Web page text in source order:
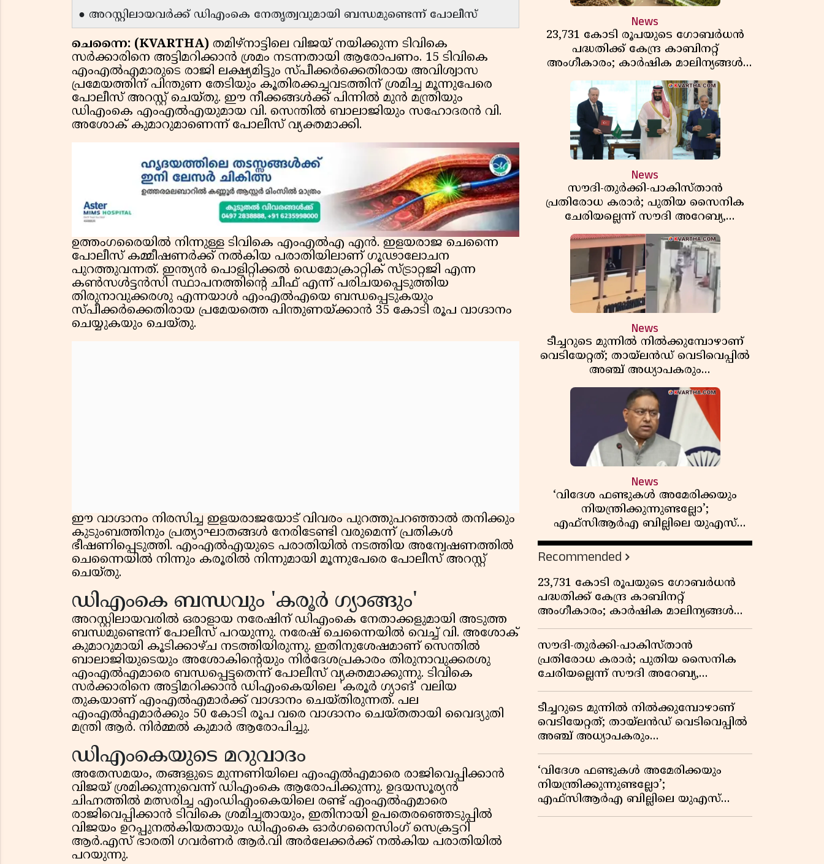
● അറസ്റ്റിലായവർക്ക് ഡിഎംകെ നേതൃത്വവുമായി ബന്ധമുണ്ടെന്ന് പോലീസ്
ചെന്നൈ: (KVARTHA) തമിഴ്‌നാട്ടിലെ വിജയ് നയിക്കുന്ന ടിവികെ
സർക്കാരിനെ അട്ടിമറിക്കാൻ ശ്രമം നടന്നതായി ആരോപണം. 15 ടിവികെ
എംഎൽഎമാരുടെ രാജി ലക്ഷ്യമിട്ടും സ്പീക്കർക്കെതിരായ അവിശ്വാസ
പ്രമേയത്തിന് പിന്തുണ തേടിയും കൂതിരക്കച്ചവടത്തിന് ശ്രമിച്ച മൂന്നുപേരെ
പോലീസ് അറസ്റ്റ് ചെയ്തു. ഈ നീക്കങ്ങൾക്ക് പിന്നിൽ മുൻ മന്ത്രിയും
ഡിഎംകെ എംഎൽഎയുമായ വി. സെന്തിൽ ബാലാജിയും സഹോദരൻ വി.
അശോക് കുമാറുമാണെന്ന് പോലീസ് വ്യക്തമാക്കി.
ഉത്തംഗരൈയിൽ നിന്നുള്ള ടിവികെ എംഎൽഎ എൻ. ഇളയരാജ ചെന്നൈ
പോലീസ് കമ്മീഷണർക്ക് നൽകിയ പരാതിയിലാണ് ഗൂഢാലോചന
പുറത്തുവന്നത്. ഇന്ത്യൻ പൊളിറ്റിക്കൽ ഡെമോക്രാറ്റിക് സ്ട്രാറ്റജി എന്ന
കൺസൾട്ടൻസി സ്ഥാപനത്തിന്റെ ചീഫ് എന്ന് പരിചയപ്പെടുത്തിയ
തിരുനാവുക്കരശു എന്നയാൾ എംഎൽഎയെ ബന്ധപ്പെടുകയും
സ്പീക്കർക്കെതിരായ പ്രമേയത്തെ പിന്തുണയ്ക്കാൻ 35 കോടി രൂപ വാഗ്ദാനം
ചെയ്യുകയും ചെയ്തു.
ഈ വാഗ്ദാനം നിരസിച്ച ഇളയരാജയോട് വിവരം പുറത്തുപറഞ്ഞാൽ തനിക്കും
കുടുംബത്തിനും പ്രത്യാഘാതങ്ങൾ നേരിടേണ്ടി വരുമെന്ന് പ്രതികൾ
ഭീഷണിപ്പെടുത്തി. എംഎൽഎയുടെ പരാതിയിൽ നടത്തിയ അന്വേഷണത്തിൽ
ചെന്നൈയിൽ നിന്നും കരൂരിൽ നിന്നുമായി മൂന്നുപേരെ പോലീസ് അറസ്റ്റ്
ചെയ്തു.
ഡിഎംകെ ബന്ധവും 'കരൂർ ഗ്യാങ്ങും'
അറസ്റ്റിലായവരിൽ ഒരാളായ നരേഷിന് ഡിഎംകെ നേതാക്കളുമായി അടുത്ത
ബന്ധമുണ്ടെന്ന് പോലീസ് പറയുന്നു. നരേഷ് ചെന്നൈയിൽ വെച്ച് വി. അശോക്
കുമാറുമായി കൂടിക്കാഴ്ച നടത്തിയിരുന്നു. ഇതിനുശേഷമാണ് സെന്തിൽ
ബാലാജിയുടെയും അശോകിന്റെയും നിർദേശപ്രകാരം തിരുനാവുക്കരശു
എംഎൽഎമാരെ ബന്ധപ്പെട്ടതെന്ന് പോലീസ് വ്യക്തമാക്കുന്നു. ടിവികെ
സർക്കാരിനെ അട്ടിമറിക്കാൻ ഡിഎംകെയിലെ 'കരൂർ ഗ്യാങ്' വലിയ
തുകയാണ് എംഎൽഎമാർക്ക് വാഗ്ദാനം ചെയ്തിരുന്നത്. പല
എംഎൽഎമാർക്കും 50 കോടി രൂപ വരെ വാഗ്ദാനം ചെയ്തതായി വൈദ്യുതി
മന്ത്രി ആർ. നിർമ്മൽ കുമാർ ആരോപിച്ചു.
ഡിഎംകെയുടെ മറുവാദം
അതേസമയം, തങ്ങളുടെ മുന്നണിയിലെ എംഎൽഎമാരെ രാജിവെപ്പിക്കാൻ
വിജയ് ശ്രമിക്കുന്നുവെന്ന് ഡിഎംകെ ആരോപിക്കുന്നു. ഉദയസൂര്യൻ
ചിഹ്നത്തിൽ മത്സരിച്ച എംഡിഎംകെയിലെ രണ്ട് എംഎൽഎമാരെ
രാജിവെപ്പിക്കാൻ ടിവികെ ശ്രമിച്ചതായും, ഇതിനായി ഉപതെരഞ്ഞെടുപ്പിൽ
വിജയം ഉറപ്പുനൽകിയതായും ഡിഎംകെ ഓർഗനൈസിംഗ് സെക്രട്ടറി
ആർ.എസ് ഭാരതി ഗവർണർ ആർ.വി അർലേക്കർക്ക് നൽകിയ പരാതിയിൽ
പറയുന്നു.
News
23,731 കോടി രൂപയുടെ ഗോബർധൻ
പദ്ധതിക്ക് കേന്ദ്ര കാബിനറ്റ്
അംഗീകാരം; കാർഷിക മാലിന്യങ്ങൾ
ഇനി ഊർജമാകും
News
സൗദി-തുർക്കി-പാകിസ്താൻ
പ്രതിരോധ കരാർ; പുതിയ സൈനിക
ചേരിയല്ലെന്ന് സൗദി അറേബ്യ,
വിമർശനവുമായി ഇറാൻ
News
ടീച്ചറുടെ മുന്നിൽ നിൽക്കുമ്പോഴാണ്
വെടിയേറ്റത്; തായ്‌ലൻഡ് വെടിവെപ്പിൽ
അഞ്ച് അധ്യാപകരും
മുത്തശ്ശീമുത്തശ്ശന്മാരും കൊല്ലപ്പെട്ടു,
മരണസംഖ്യ 7; ഞെട്ടിക്കുന്ന
വെളിപ്പെടുത്തലുകൾ
News
‘വിദേശ ഫണ്ടുകൾ അമേരിക്കയും
നിയന്ത്രിക്കുന്നുണ്ടല്ലോ’;
എഫ്സിആർഎ ബില്ലിലെ യുഎസ്
വിമർശനങ്ങൾക്ക് മറുപടിയുമായി ഇന്ത്യ
Recommended
23,731 കോടി രൂപയുടെ ഗോബർധൻ
പദ്ധതിക്ക് കേന്ദ്ര കാബിനറ്റ്
അംഗീകാരം; കാർഷിക മാലിന്യങ്ങൾ
ഇനി ഊർജമാകും
സൗദി-തുർക്കി-പാകിസ്താൻ
പ്രതിരോധ കരാർ; പുതിയ സൈനിക
ചേരിയല്ലെന്ന് സൗദി അറേബ്യ,
വിമർശനവുമായി ഇറാൻ
ടീച്ചറുടെ മുന്നിൽ നിൽക്കുമ്പോഴാണ്
വെടിയേറ്റത്; തായ്‌ലൻഡ് വെടിവെപ്പിൽ
അഞ്ച് അധ്യാപകരും
മുത്തശ്ശീമുത്തശ്ശന്മാരും കൊല്ലപ്പെട്ടു,
മരണസംഖ്യ 7; ഞെട്ടിക്കുന്ന
വെളിപ്പെടുത്തലുകൾ
‘വിദേശ ഫണ്ടുകൾ അമേരിക്കയും
നിയന്ത്രിക്കുന്നുണ്ടല്ലോ’;
എഫ്സിആർഎ ബില്ലിലെ യുഎസ്
വിമർശനങ്ങൾക്ക് മറുപടിയുമായി ഇന്ത്യ